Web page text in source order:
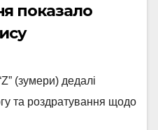
показало
(зумери) дедалі
та роздратування щодо